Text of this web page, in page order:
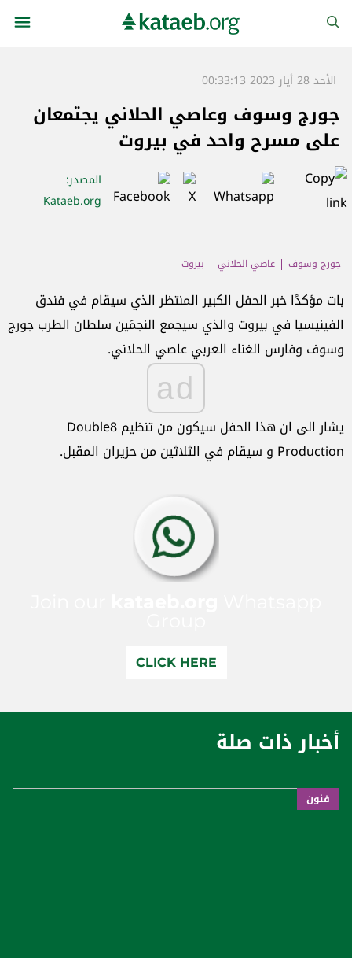
الأحد 28 أيار 2023 00:33:13
جورج وسوف وعاصي الحلاني يجتمعان
على مسرح واحد في بيروت
المصدر:
Kataeb.org
جورج وسوف عاصي الحلاني بيروت
بات مؤكدًا خبر الحفل الكبير المنتظر الذي سيقام في فندق
الفينيسيا في بيروت والذي سيجمع النجمَين سلطان الطرب جورج
وسوف وفارس الغناء العربي عاصي الحلاني.
ad
يشار الى ان هذا الحفل سيكون من تنظيم Double8
Production و سيقام في الثلاثين من حزيران المقبل.
CLICK HERE
أخبار ذات صلة
فنون